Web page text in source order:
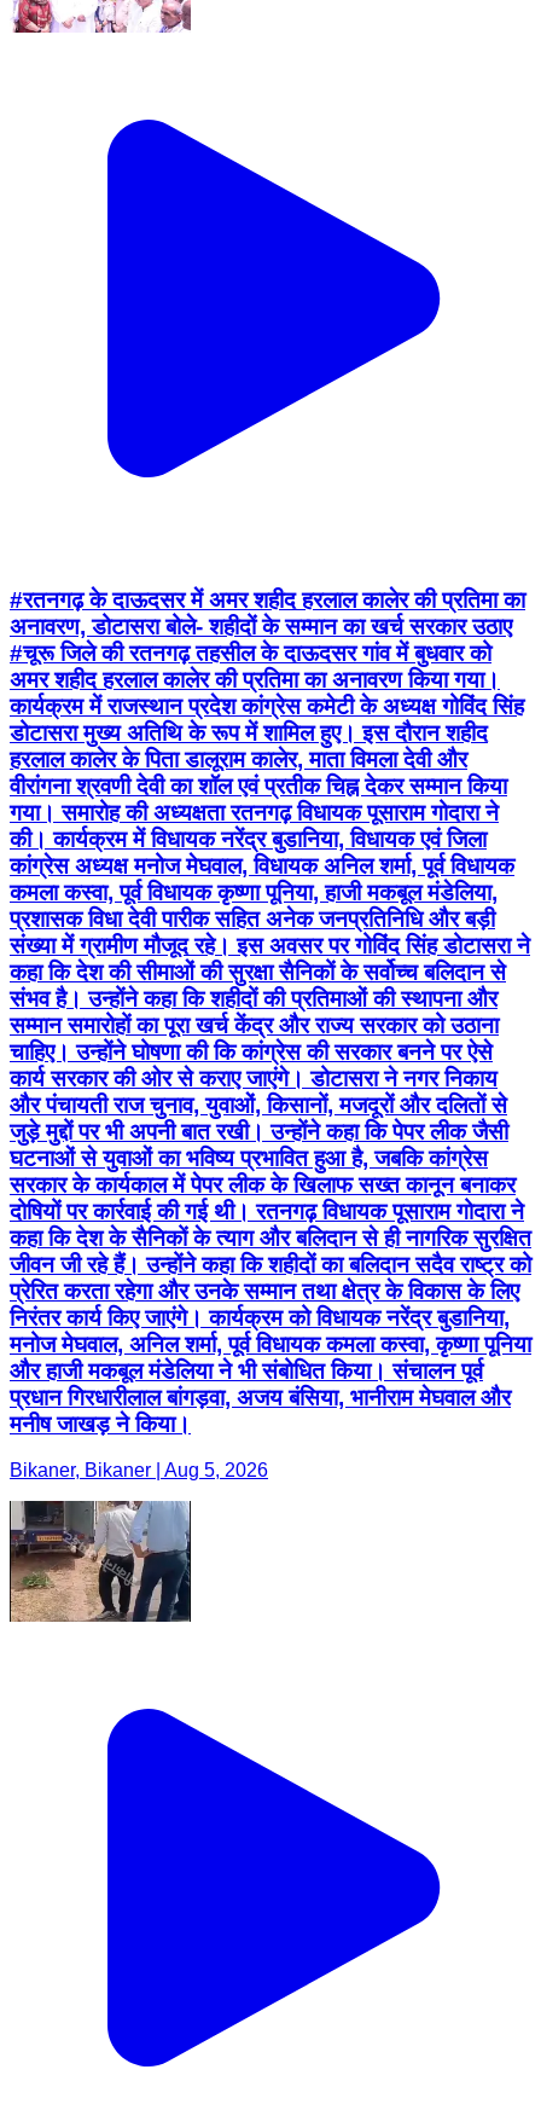
#रतनगढ़ के दाऊदसर में अमर शहीद हरलाल कालेर की प्रतिमा का
अनावरण, डोटासरा बोले- शहीदों के सम्मान का खर्च सरकार उठाए
#चूरू जिले की रतनगढ़ तहसील के दाऊदसर गांव में बुधवार को
अमर शहीद हरलाल कालेर की प्रतिमा का अनावरण किया गया।
कार्यक्रम में राजस्थान प्रदेश कांग्रेस कमेटी के अध्यक्ष गोविंद सिंह
डोटासरा मुख्य अतिथि के रूप में शामिल हुए। इस दौरान शहीद
हरलाल कालेर के पिता डालूराम कालेर, माता विमला देवी और
वीरांगना श्रवणी देवी का शॉल एवं प्रतीक चिह्न देकर सम्मान किया
गया। समारोह की अध्यक्षता रतनगढ़ विधायक पूसाराम गोदारा ने
की। कार्यक्रम में विधायक नरेंद्र बुडानिया, विधायक एवं जिला
कांग्रेस अध्यक्ष मनोज मेघवाल, विधायक अनिल शर्मा, पूर्व विधायक
कमला कस्वा, पूर्व विधायक कृष्णा पूनिया, हाजी मकबूल मंडेलिया,
प्रशासक विधा देवी पारीक सहित अनेक जनप्रतिनिधि और बड़ी
संख्या में ग्रामीण मौजूद रहे। इस अवसर पर गोविंद सिंह डोटासरा ने
कहा कि देश की सीमाओं की सुरक्षा सैनिकों के सर्वोच्च बलिदान से
संभव है। उन्होंने कहा कि शहीदों की प्रतिमाओं की स्थापना और
सम्मान समारोहों का पूरा खर्च केंद्र और राज्य सरकार को उठाना
चाहिए। उन्होंने घोषणा की कि कांग्रेस की सरकार बनने पर ऐसे
कार्य सरकार की ओर से कराए जाएंगे। डोटासरा ने नगर निकाय
और पंचायती राज चुनाव, युवाओं, किसानों, मजदूरों और दलितों से
जुड़े मुद्दों पर भी अपनी बात रखी। उन्होंने कहा कि पेपर लीक जैसी
घटनाओं से युवाओं का भविष्य प्रभावित हुआ है, जबकि कांग्रेस
सरकार के कार्यकाल में पेपर लीक के खिलाफ सख्त कानून बनाकर
दोषियों पर कार्रवाई की गई थी। रतनगढ़ विधायक पूसाराम गोदारा ने
कहा कि देश के सैनिकों के त्याग और बलिदान से ही नागरिक सुरक्षित
जीवन जी रहे हैं। उन्होंने कहा कि शहीदों का बलिदान सदैव राष्ट्र को
प्रेरित करता रहेगा और उनके सम्मान तथा क्षेत्र के विकास के लिए
निरंतर कार्य किए जाएंगे। कार्यक्रम को विधायक नरेंद्र बुडानिया,
मनोज मेघवाल, अनिल शर्मा, पूर्व विधायक कमला कस्वा, कृष्णा पूनिया
और हाजी मकबूल मंडेलिया ने भी संबोधित किया। संचालन पूर्व
प्रधान गिरधारीलाल बांगड़वा, अजय बंसिया, भानीराम मेघवाल और
मनीष जाखड़ ने किया।
Bikaner, Bikaner | Aug 5, 2026